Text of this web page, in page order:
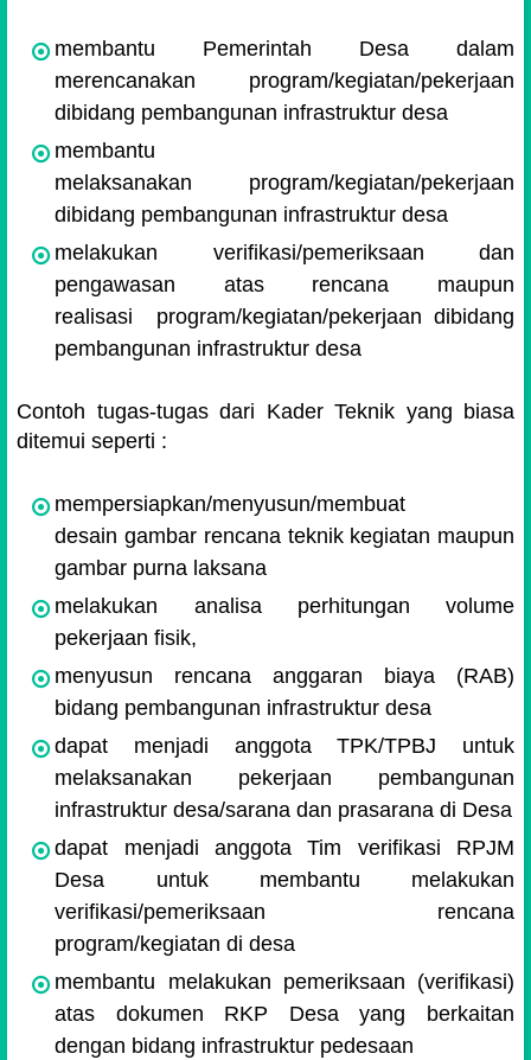
membantu Pemerintah Desa dalam
merencanakan program/kegiatan/pekerjaan
dibidang pembangunan infrastruktur desa
membantu
melaksanakan program/kegiatan/pekerjaan
dibidang pembangunan infrastruktur desa
melakukan verifikasi/pemeriksaan dan
pengawasan atas rencana maupun
realisasi
program/kegiatan/pekerjaan dibidang
pembangunan infrastruktur desa
Contoh tugas-tugas dari Kader Teknik yang biasa
ditemui seperti :
mempersiapkan/menyusun/membuat
desain gambar rencana teknik kegiatan maupun
gambar purna laksana
melakukan analisa perhitungan volume
pekerjaan fisik,
menyusun rencana anggaran biaya (RAB)
bidang pembangunan infrastruktur desa
dapat menjadi anggota TPK/TPBJ untuk
melaksanakan pekerjaan pembangunan
infrastruktur desa/sarana dan prasarana di Desa
dapat menjadi anggota Tim verifikasi RPJM
Desa untuk membantu melakukan
verifikasi/pemeriksaan rencana
program/kegiatan di desa
membantu melakukan pemeriksaan (verifikasi)
atas dokumen RKP Desa yang berkaitan
dengan bidang infrastruktur pedesaan